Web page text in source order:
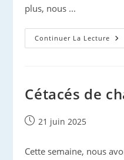
plus, nous ...
Continuer La Lecture
Cétacés de
Publication
21 juin 2025
Cette semaine, nous